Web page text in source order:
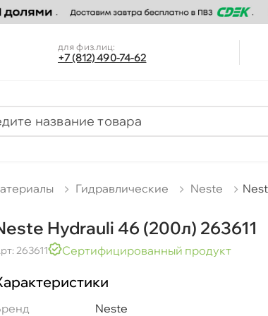
для физ.лиц:
+7 (812) 490-74-62
Гидравлические Neste
Hydrauli 46 (200л) 263611
263611 Сертифицированный продукт
Neste